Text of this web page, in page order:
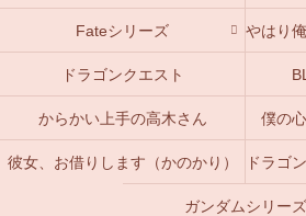
Fateシリーズ
ドラゴンクエスト
からかい上手の高木さん 僕の
彼女、お借りします（かのかり）
ガンダムシリーズ